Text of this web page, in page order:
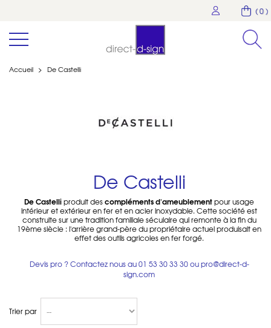
( 0 )
Accueil > De Castelli
De Castelli
De Castelliproduit descompléments d'ameublementpour usage
intérieur et extérieur en fer et en acier inoxydable. Cette société est
construite sur une tradition familiale séculaire qui remonte à la fin du
19ème siècle : l'arrière grand-père du propriétaire actuel produisait en
effet des outils agricoles en fer forgé.
Devis pro ? Contactez nous au01 53 30 33 30oupro@direct-d-
sign.com
Trier par